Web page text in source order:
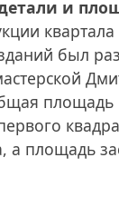
и
квартала
был
площадь
а площадь